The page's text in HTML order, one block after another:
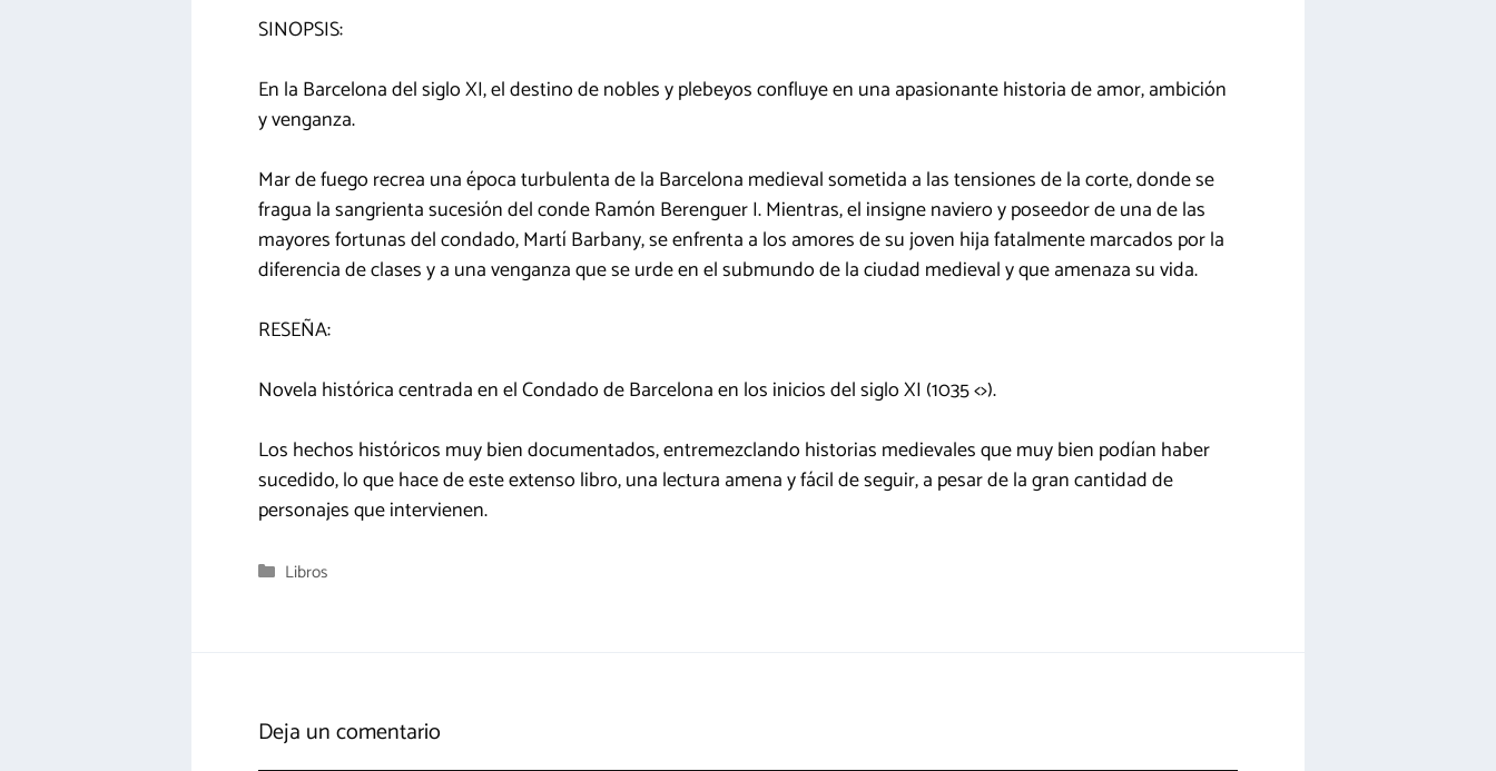
SINOPSIS:
En la Barcelona del siglo XI, el destino de nobles y plebeyos confluye en una apasionante historia de amor, ambición
y venganza.
Mar de fuego recrea una época turbulenta de la Barcelona medieval sometida a las tensiones de la corte, donde se
fragua la sangrienta sucesión del conde Ramón Berenguer I. Mientras, el insigne naviero y poseedor de una de las
mayores fortunas del condado, Martí Barbany, se enfrenta a los amores de su joven hija fatalmente marcados por la
diferencia de clases y a una venganza que se urde en el submundo de la ciudad medieval y que amenaza su vida.
RESEÑA:
Novela histórica centrada en el Condado de Barcelona en los inicios del siglo XI (1035 <>).
Los hechos históricos muy bien documentados, entremezclando historias medievales que muy bien podían haber
sucedido, lo que hace de este extenso libro, una lectura amena y fácil de seguir, a pesar de la gran cantidad de
personajes que intervienen.
Categorías
Libros
Deja un comentario